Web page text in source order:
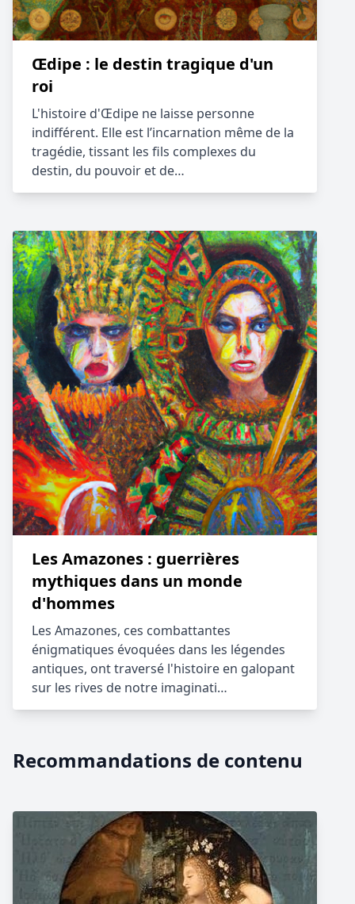
Œdipe : le destin tragique d'un
roi
L'histoire d'Œdipe ne laisse personne
indifférent. Elle est l’incarnation même de la
tragédie, tissant les fils complexes du
destin, du pouvoir et de…
Les Amazones : guerrières
mythiques dans un monde
d'hommes
Les Amazones, ces combattantes
énigmatiques évoquées dans les légendes
antiques, ont traversé l'histoire en galopant
sur les rives de notre imaginati…
Recommandations de contenu